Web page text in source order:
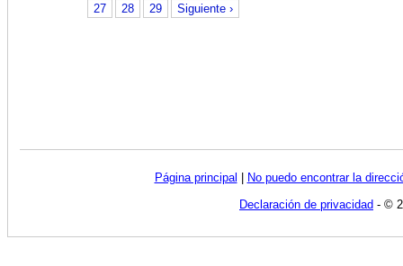
27 28 29 Siguiente ›
Página principal | No puedo encontrar la
Declaración de privacidad - ©